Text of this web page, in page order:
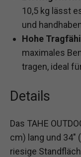
10,5 kg lässt
und
Hohe
maximales
tragen, ideal
Details
Das TAHE
cm) lang und 34″
riesige